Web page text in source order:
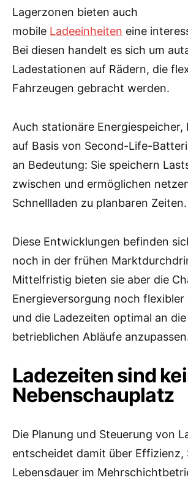
Lagerzonen bieten auch
mobile Ladeeinheiten eine
Bei diesen handelt es sich um
Ladestationen auf Rädern, die
Fahrzeugen gebracht werden.
Auch stationäre Energiespeicher,
auf Basis von Second-Life-
an Bedeutung: Sie speichern
zwischen und ermöglichen
Schnellladen zu planbaren Zeiten.
Diese Entwicklungen befinden
noch in der frühen
Mittelfristig bieten sie aber die
Energieversorgung noch flexibler
und die Ladezeiten optimal an
betrieblichen Abläufe
Ladezeiten sind
Nebenschauplatz
Die Planung und Steuerung von
entscheidet damit über Effizienz,
Lebensdauer im